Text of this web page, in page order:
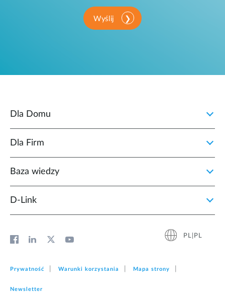
Wyślij
Dla Domu
Dla Firm
Baza wiedzy
D‑Link
PL|PL
Prywatność Warunki korzystania Mapa strony
Newsletter